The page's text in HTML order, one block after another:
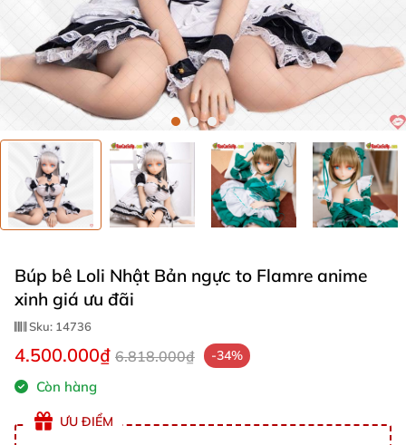
Búp bê Loli Nhật Bản ngực to Flamre anime
xinh giá ưu đãi
Sku: 14736
4.500.000₫ 6.818.000₫ -34%
Còn hàng
ƯU ĐIỂM